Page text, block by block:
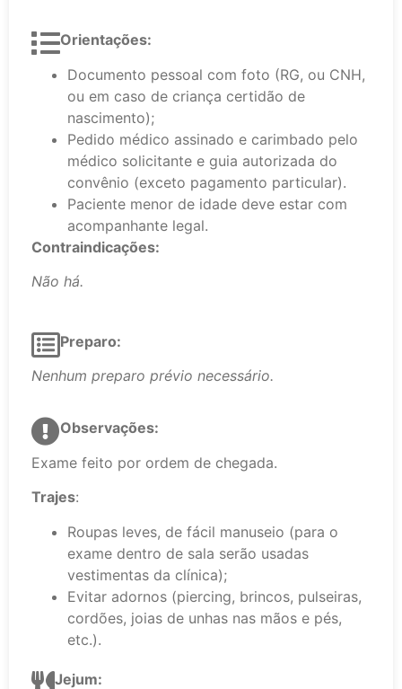
Orientações:
Documento pessoal com foto (RG, ou CNH,
ou em caso de criança certidão de
nascimento);
Pedido médico assinado e carimbado pelo
médico solicitante e guia autorizada do
convênio (exceto pagamento particular).
Paciente menor de idade deve estar com
acompanhante legal.
Contraindicações:
Não há.
Preparo:
Nenhum preparo prévio necessário.
Observações:
Exame feito por ordem de chegada.
Trajes:
Roupas leves, de fácil manuseio (para o
exame dentro de sala serão usadas
vestimentas da clínica);
Evitar adornos (piercing, brincos, pulseiras,
cordões, joias de unhas nas mãos e pés,
etc.).
Jejum: